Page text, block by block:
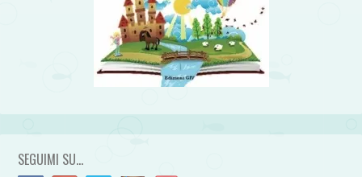
SEGUIMI SU…